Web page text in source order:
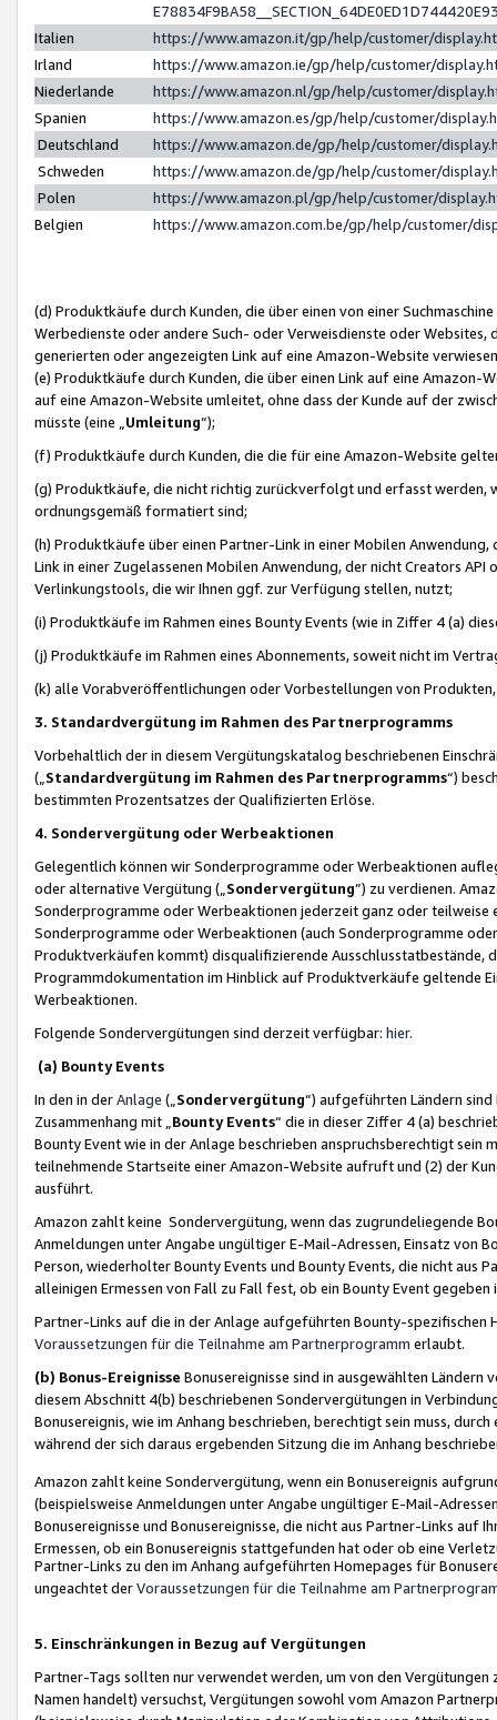
Italien
https://www.amazon.it/gp/help/customer/
Irland
https://www.amazon.ie/gp/help/customer/
Niederlande
https://www.amazon.nl/gp/help/customer/
Spanien
https://www.amazon.es/gp/help/customer/
Deutschland
https://www.amazon.de/gp/help/customer/
Schweden
https://www.amazon.de/gp/help/customer/
Polen
https://www.amazon.pl/gp/help/customer/
Belgien
https://www.amazon.com.be/gp/help/customer/
(d) Produktkäufe durch Kunden, die über einen von einer
Werbedienste oder andere Such- oder Verweisdienste oder Websites,
generierten oder angezeigten Link auf eine Amazon-Website
(e) Produktkäufe durch Kunden, die über einen Link auf eine
auf eine Amazon-Website umleitet, ohne dass der Kunde auf der
müsste (eine „ Umleitung“);
(f) Produktkäufe durch Kunden, die die für eine Amazon-Website
(g) Produktkäufe, die nicht richtig zurückverfolgt und erfasst werden,
ordnungsgemäß formatiert sind;
(h) Produktkäufe über einen Partner-Link in einer Mobilen
Link in einer Zugelassenen Mobilen Anwendung, der nicht Creators
Verlinkungstools, die wir Ihnen ggf. zur Verfügung stellen, nutzt;
(i) Produktkäufe im Rahmen eines Bounty Events (wie in Ziffer 4 (a)
(j) Produktkäufe im Rahmen eines Abonnements, soweit nicht im
(k) alle Vorabveröffentlichungen oder Vorbestellungen von
3. Standardvergütung im Rahmen des Partnerprogramms
Vorbehaltlich der in diesem Vergütungskatalog beschriebenen
(„ Standardvergütung im Rahmen des Partnerprogramms“)
bestimmten Prozentsatzes der Qualifizierten Erlöse.
4. Sondervergütung oder Werbeaktionen
Gelegentlich können wir Sonderprogramme oder Werbeaktionen
oder alternative Vergütung („ Sondervergütung”) zu verdienen.
Sonderprogramme oder Werbeaktionen jederzeit ganz oder
Sonderprogramme oder Werbeaktionen (auch Sonderprogramme
Produktverkäufen kommt) disqualifizierende Ausschlusstatbestände,
Programmdokumentation im Hinblick auf Produktverkäufe geltende
Werbeaktionen.
Folgende Sondervergütungen sind derzeit verfügbar: hier.
(a) Bounty Events
In den in derAnlage („ Sondervergütung“) aufgeführten Ländern
Zusammenhang mit „ Bounty Events“ die in dieser Ziffer 4 (a)
Bounty Event wie in der Anlage beschrieben anspruchsberechtigt sein
teilnehmende Startseite einer Amazon-Website aufruft und (2) der
ausführt.
Amazon zahlt keine Sondervergütung, wenn das zugrundeliegende
Anmeldungen unter Angabe ungültiger E-Mail-Adressen, Einsatz von
Person, wiederholter Bounty Events und Bounty Events, die nicht
alleinigen Ermessen von Fall zu Fall fest, ob ein Bounty Event
Partner-Links auf die in der Anlage aufgeführten Bounty-spezifischen
Voraussetzungen für die Teilnahme am Partnerprogramm erlaubt.
(b) Bonus-Ereignisse Bonusereignisse sind in ausgewählten Ländern
diesem Abschnitt 4(b) beschriebenen Sondervergütungen in
Bonusereignis, wie im Anhang beschrieben, berechtigt sein muss,
während der sich daraus ergebenden Sitzung die im Anhang
Amazon zahlt keine Sondervergütung, wenn ein Bonusereignis
(beispielsweise Anmeldungen unter Angabe ungültiger E-Mail-
Bonusereignisse und Bonusereignisse, die nicht aus Partner-Links auf
Ermessen, ob ein Bonusereignis stattgefunden hat oder ob eine
Partner-Links zu den im Anhang aufgeführten Homepages für
ungeachtet derVoraussetzungen für die Teilnahme am
5. Einschränkungen in Bezug auf Vergütungen
Partner-Tags sollten nur verwendet werden, um von den
Namen handelt) versuchst, Vergütungen sowohl vom Amazon